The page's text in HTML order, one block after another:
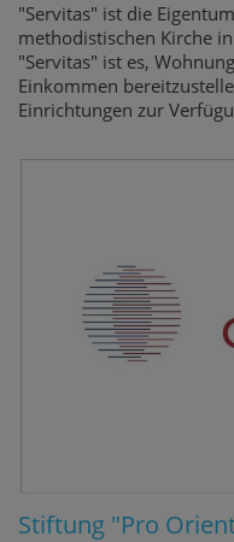
"Servitas" ist die
methodistischen Kirche
"Servitas" ist es,
Einkommen
Einrichtungen zur
Stiftung "Pro